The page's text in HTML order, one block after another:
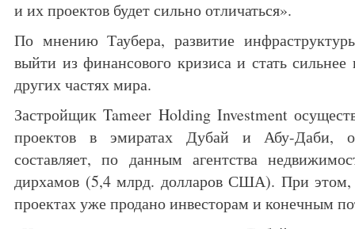
и их проектов будет сильно отличаться».
По мнению Таубера, развитие
выйти из финансового кризиса и стать
других частях мира.
Застройщик Tameer Holding Investment
проектов в эмиратах Дубай и Абу-Даби,
составляет, по данным агентства
дирхамов (5,4 млрд. долларов США). При этом,
проектах уже продано инвесторам и конечным